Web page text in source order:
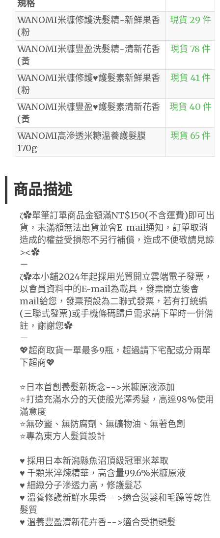
規格
WANOMI米糠修護洗髮精-新鮮果香
(粉
現貨 29 件
WANOMI米糠豐盈洗髮精-清新花香
(黃
現貨 78 件
WANOMI米糠修護♥護髮素新鮮果香
(粉
現貨 41 件
WANOMI米糠豐盈♥護髮素清新花香
(黃
現貨 40 件
WANOMI高滲透米糠溫養護髮膜
170g
現貨 65 件
商品描述
ζ✿單筆訂單商品金額滿NT$150(不含運費)即可出
貨，未滿額無法出貨並會E-mail通知，訂單取消
造成的權益受損恕不另行補償，造成不便敬請見諒
><✿
－
ζ✿本小舖2024年起採用光貿開立雲端電子發票，
以會員資料中的E-mail為載具，發票開立後會
mail給您，發票預設為二聯式發票，若有打統編
(三聯式發票)或手機條碼歸戶需求請下單時一併備
註，謝謝您✿
－
💖超商取貨一單最多9瓶，超過請下宅配或分兩單
下超商💖
⭐️日本首創養髮新概念-->米糠原液添加
⭐️打造充滿水分的天使般光澤秀髮，高達98%使用
滿意度
⭐️無矽靈、無防腐劑、無礦物油、無著色劑
⭐️專為東方人髮質設計
♥ 採用日本新潟縣魚沼頂級冠軍米萃取
♥ 千顆米淬煉精華，高含量99.6%米糠原液
♥ 細緻分子滲透力高，修護髮芯
♥ 溫養修護新鮮水果香-->適合燙髮和毛躁等乾性
髮質
♥ 溫養豐盈清新花卉香-->適合受損頭髮